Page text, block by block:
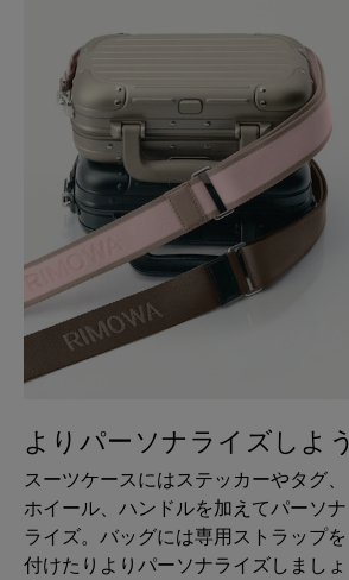
よりパーソナライズしよう
スーツケースにはステッカーやタグ、
ホイール、ハンドルを加えてパーソナ
ライズ。バッグには専用ストラップを
付けたりよりパーソナライズしましょ